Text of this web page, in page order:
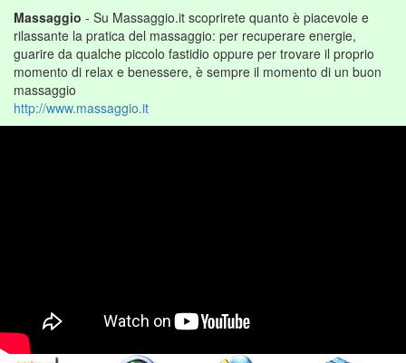
Massaggio - Su Massaggio.it scoprirete quanto è piacevole e
rilassante la pratica del massaggio: per recuperare energie,
guarire da qualche piccolo fastidio oppure per trovare il proprio
momento di relax e benessere, è sempre il momento di un buon
massaggio
http://www.massaggio.it